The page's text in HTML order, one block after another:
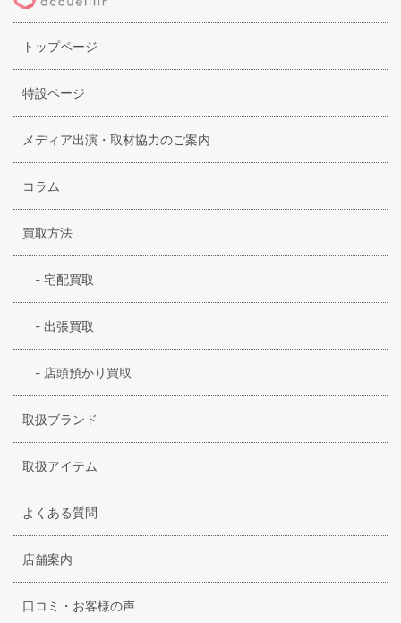
た、イフシックスワズナインでは、洋服だけではなく、椅子
やシャンデリアといった家具やグラスなどの展開も行なって
おり、活躍の場は、ファッションだけに留まっていません。
これらのアイテムも、ブランドの世界観はそのまま表現され
ています。
トップページ
特設ページ
メディア出演・取材協力のご案内
コラム
買取方法
- 宅配買取
- 出張買取
- 店頭預かり買取
取扱ブランド
取扱アイテム
よくある質問
店舗案内
口コミ・お客様の声